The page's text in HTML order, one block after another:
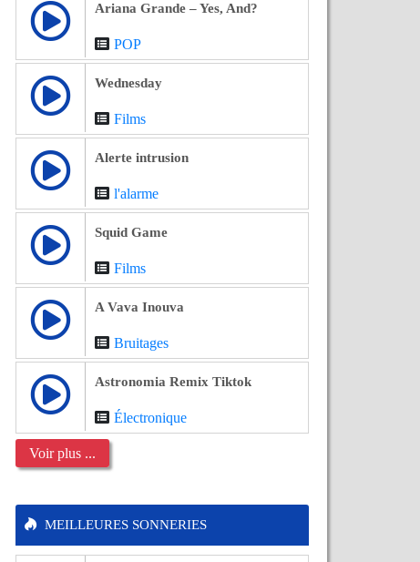
Ariana Grande – Yes, And?
POP
Wednesday
Films
Alerte intrusion
l'alarme
Squid Game
Films
A Vava Inouva
Bruitages
Astronomia Remix Tiktok
Électronique
Voir plus ...
MEILLEURES SONNERIES